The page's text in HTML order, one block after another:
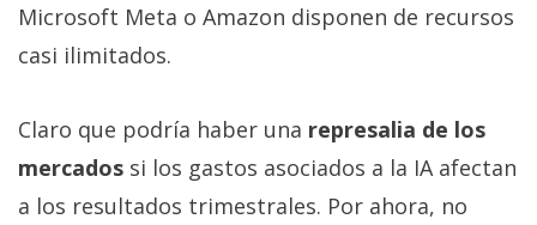
Microsoft Meta o Amazon disponen de recursos
casi ilimitados.
Claro que podría haber una represalia de los
mercados si los gastos asociados a la IA afectan
a los resultados trimestrales. Por ahora, no